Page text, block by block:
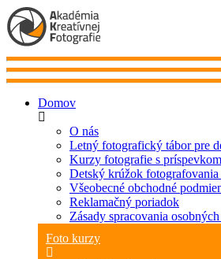
Domov
O nás
Letný fotografický tábor pre
Kurzy fotografie s
Detský krúžok
Všeobecné obchodné
Reklamačný poriadok
Zásady spracovania
Foto kurzy